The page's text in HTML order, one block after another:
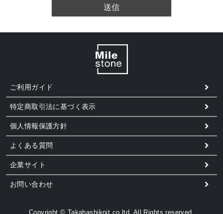
送信
ご利用ガイド
特定商取引法に基づく表示
個人情報保護方針
よくある質問
企業サイト
お問い合わせ
Copyright © Takahashiknit co.ltd. All Rights reserved.